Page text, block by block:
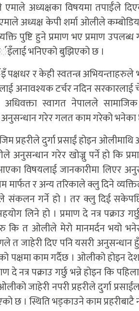
एमाले अध्यक्षका विषयमा तपाईँले
अध्यक्ष केपी शर्मा अ‍ोलीले
पुष्टि हुने प्रमाण भए प्रमाण
भनिएको बुझिएको छ ।
पक्षधर र केही स्वतन्त्र अभियन्ताहरुले
अनावश्यक टर्चर नदिन
स्वागत नेपालले सामाजिक
अनुसन्धान गरेर गलत काम गरेको
प्रहरीले दुर्गा प्रसाईं होइन ओलीमाथि
अनुसन्धान गरेर खोज्नु पर्ने हो कि
विषयलाई जानकारीमा लिएर
मार्फत र अन्य तरिकाले क्लु दिने
संकलन गर्ने हो । तर क्लु दिई सकेपछि
लिने हो । प्रमाण दे नत्र पक्राउ
कि त ओलीले मेरो मानमर्दन भयो
त जाहेरी दिए पनि यसरी
पक्षमा काम गर्दैछ । ओलीको होइन
दे नत्र पक्राउ गर्छु भन्ने होइन कि
जाहेरी नपरी प्रहरीले दुर्गा
छ । स्थिति भड्काउने काम प्रहरीबाटै